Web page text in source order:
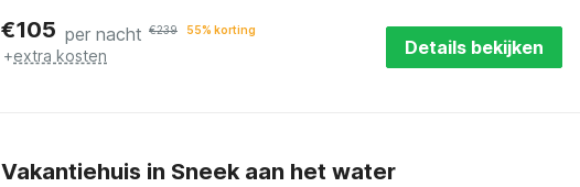
€105 per nacht €239 55% korting
+extra kosten Details bekijken
Vakantiehuis in Sneek aan het water